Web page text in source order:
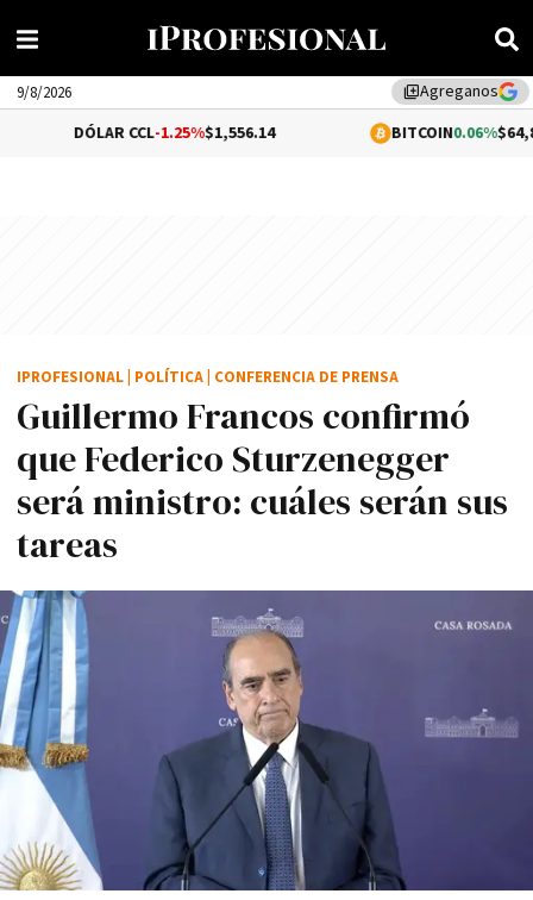
library_addAgreganos
9/8/2026
-1.25%$1,556.14 0.06%$64,814.54
Guillermo Francos confirmó
que Federico Sturzenegger
será ministro: cuáles serán sus
tareas
IPROFESIONAL POLÍTICA CONFERENCIA DE PRENSA